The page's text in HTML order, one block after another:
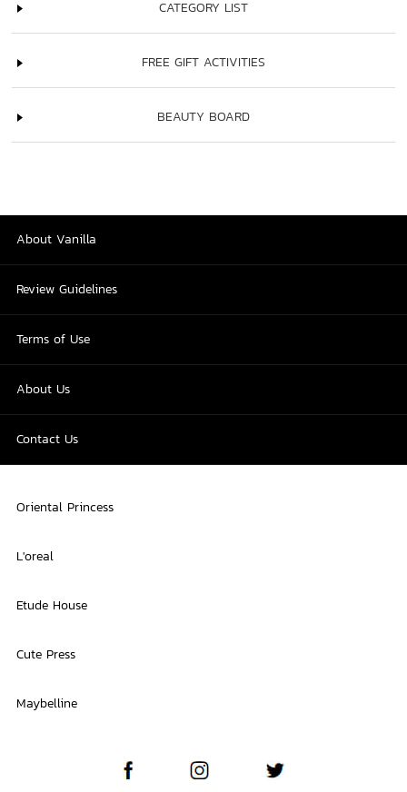
CATEGORY LIST
FREE GIFT ACTIVITIES
BEAUTY BOARD
About Vanilla
Review Guidelines
Terms of Use
About Us
Contact Us
Oriental Princess
L'oreal
Etude House
Cute Press
Maybelline